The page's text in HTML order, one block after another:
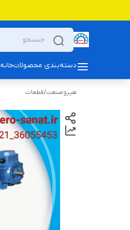
دسته‌بندی محصولاتخانه
هیروصنعت/قطعات